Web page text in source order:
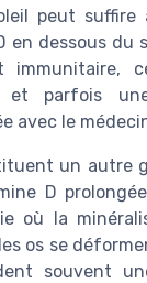
peut
en dessous du
immunitaire,
et parfois
avec le
un autre
D
où la
os se
souvent